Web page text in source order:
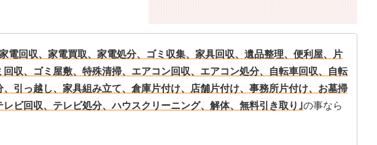
回収、家電買取、家電処分、ゴミ収集、家具回収、遺品整理、便利屋、片
収、ゴミ屋敷、特殊清掃、エアコン回収、エアコン処分、自転車回収、自転
引っ越し、家具組み立て、倉庫片付け、店舗片付け、事務所片付け、お墓掃
ビ回収、テレビ処分、ハウスクリーニング、解体、無料引き取り｣の事なら